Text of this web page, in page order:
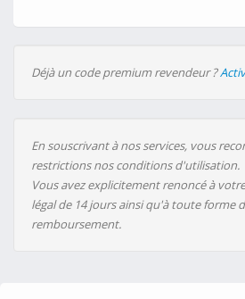
Déjà un code premium revendeur ?
En souscrivant à nos services, vous
restrictions nos conditions d'utilisation.
Vous avez explicitement renoncé à
légal de 14 jours ainsi qu'à toute forme
remboursement.